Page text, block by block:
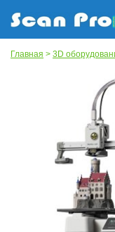
Главная > 3D